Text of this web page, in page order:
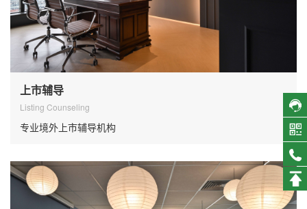
上市辅导
Listing Counseling
专业境外上市辅导机构